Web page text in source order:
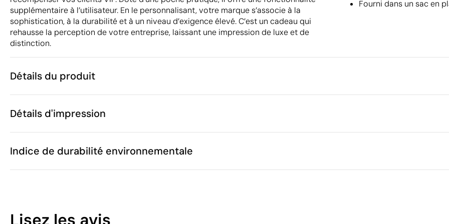
supplémentaire à l’utilisateur. En le personnalisant, votre marque s’associe à la
sophistication, à la durabilité et à un niveau d’exigence élevé. C’est un cadeau qui
rehausse la perception de votre entreprise, laissant une impression de luxe et de
distinction.
Fourni dans un sac en
Détails du produit
Caractéristiques
Code du produit
Poids
646 g
Matière
Cuir de vache
Emballage
Volume de la boîte extérieure
Détails d'impression
Indice de durabilité environnementale